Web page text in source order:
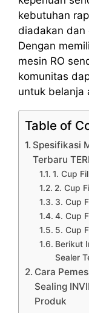
kebutuhan
diadakan dan
Dengan
mesin RO
komunitas
untuk belanja
Table of
Spesifikasi
Terbaru
1. Cup
2. Cup
3. Cup
4. Cup
5. Cup
Berikut
Sealer
Cara
Sealing
Produk